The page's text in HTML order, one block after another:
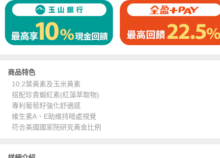
商品特色
10:2葉黃素及玉米黃素
搭配珍貴蝦紅素(紅藻萃取物)
專利葡萄籽強化舒適感
維生素A、E助維持暗處視覺
符合美國國家院研究黃金比例